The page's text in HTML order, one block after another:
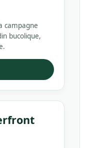
campagne
bucolique,